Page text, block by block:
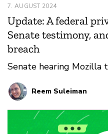
7. AUGUST 2024
Update: A federal
Senate testimony,
breach
Senate hearing Mozilla
Reem Suleiman